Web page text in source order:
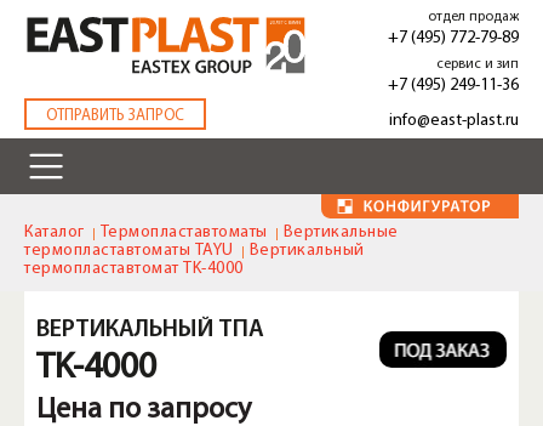
основному
содержанию
ОТПРАВИТЬ ЗАПРОС
отдел продаж
+7 (495) 772-79-89
сервис и зип
+7 (495) 249-11-36
info@east-plast.ru
Каталог Термопластавтоматы
Вертикальные
термопластавтоматы TAYU
Вертикальный
термопластавтомат TK-4000
ВЕРТИКАЛЬНЫЙ ТПА
TK-4000
Цена по запросу